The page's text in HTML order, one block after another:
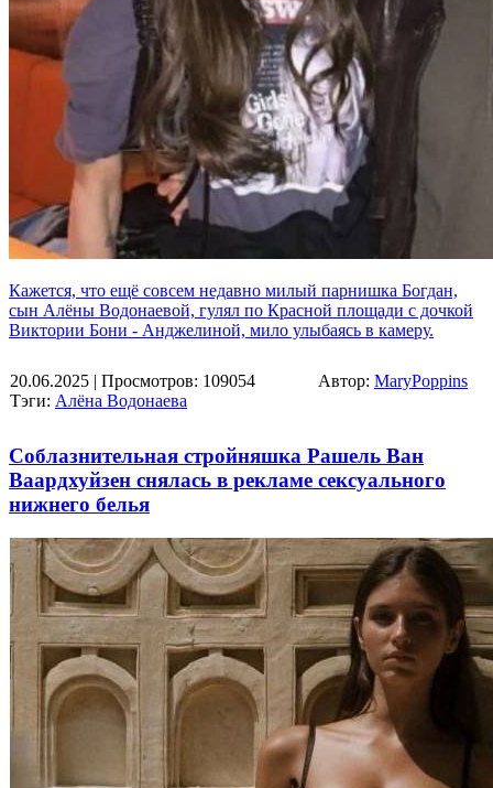
Кажется, что ещё совсем недавно милый парнишка Богдан,
сын Алёны Водонаевой, гулял по Красной площади с дочкой
Виктории Бони - Анджелиной, мило улыбаясь в камеру.
20.06.2025 | Просмотров: 109054
Тэги: Алёна Водонаева
Автор: MaryPoppins
Соблазнительная стройняшка Рашель Ван
Ваардхуйзен снялась в рекламе сексуального
нижнего белья